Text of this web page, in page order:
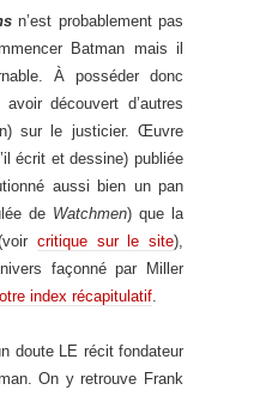
n’est probablement pas
Batman mais il
À posséder donc
avoir découvert d’autres
sur le justicier. Œuvre
écrit et dessine) publiée
aussi bien un pan
de Watchmen) que la
critique sur le site),
façonné par Miller
index récapitulatif.
doute LE récit fondateur
On y retrouve Frank